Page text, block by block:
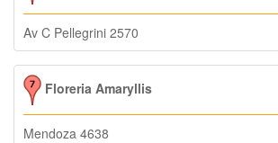
Av C Pellegrini 2570
Floreria Amaryllis
Mendoza 4638